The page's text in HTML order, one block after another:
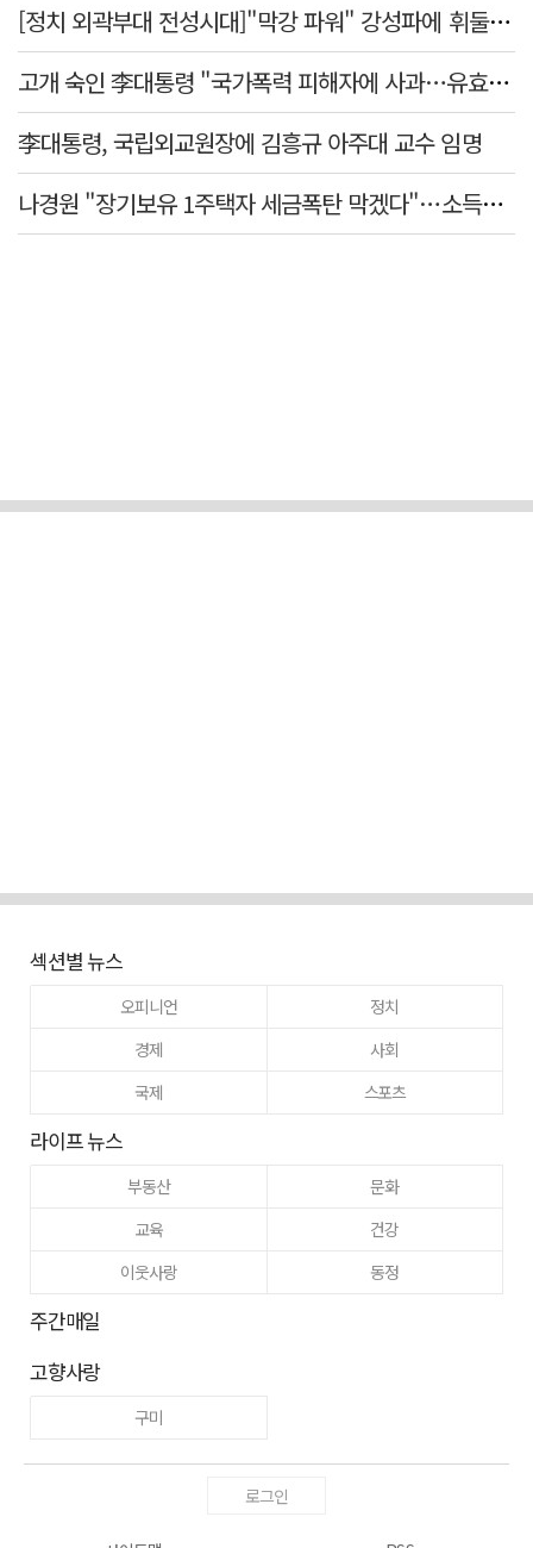
[정치 외곽부대 전성시대]"막강 파워" 강성파에 휘둘리는 여야 …"이슈 메이킹" 커지는 변방의 북소리
고개 숙인 李대통령 "국가폭력 피해자에 사과…유효기간 없는 책임"
李대통령, 국립외교원장에 김흥규 아주대 교수 임명
나경원 "장기보유 1주택자 세금폭탄 막겠다"…소득세법 개정안 발의
섹션별 뉴스
오피니언
정치
경제
사회
국제
스포츠
라이프 뉴스
부동산
문화
교육
건강
이웃사랑
동정
주간매일
고향사랑
구미
로그인